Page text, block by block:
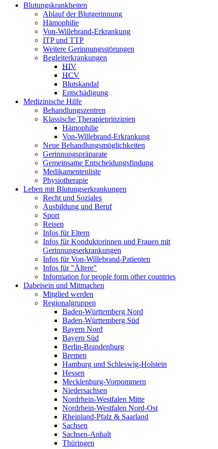
Blutungskrankheiten
Ablauf der Blutgerinnung
Hämophilie
Von-Willebrand-Erkrankung
ITP und TTP
Weitere Gerinnungsstörungen
Begleiterkrankungen
HIV
HCV
Blutskandal
Entschädigung
Medizinische Hilfe
Behandlungszentren
Klassische Therapieprinzipien
Hämophilie
Von-Willebrand-Erkrankung
Neue Behandlungsmöglichkeiten
Gerinnungspräparate
Gemeinsame Entscheidungsfindung
Medikamentenliste
Physiotherapie
Leben mit Blutungserkrankungen
Recht und Soziales
Ausbildung und Beruf
Sport
Reisen
Infos für Eltern
Infos für Konduktorinnen und Frauen mit
Gerinnungserkrankungen
Infos für Von-Willebrand-Patienten
Infos für "Ältere"
Information for people form other countries
Dabeisein und Mitmachen
Mitglied werden
Regionalgruppen
Baden-Württemberg Nord
Baden-Württemberg Süd
Bayern Nord
Bayern Süd
Berlin-Brandenburg
Bremen
Hamburg und Schleswig-Holstein
Hessen
Mecklenburg-Vorpommern
Niedersachsen
Nordrhein-Westfalen Mitte
Nordrhein-Westfalen Nord-Ost
Rheinland-Pfalz & Saarland
Sachsen
Sachsen-Anhalt
Thüringen